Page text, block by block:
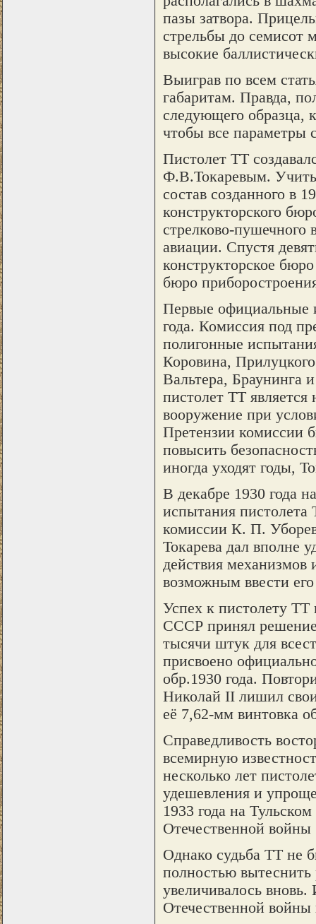
пазы затвора.
стрельбы до семисот
высокие
Выиграв по всем
габаритам. Правда,
следующего образца,
чтобы все параметры
Пистолет ТТ
Ф.В.Токаревым.
состав созданного в
конструкторского
стрелково-пушечного
авиации. Спустя
конструкторское
бюро
Первые официальные
года. Комиссия под
полигонные
Коровина,
Вальтера, Браунинга
пистолет ТТ
вооружение при
Претензии комиссии
повысить
иногда уходят годы,
В декабре 1930 года
испытания пистолета
комиссии К. П.
Токарева дал вполне
действия механизмов
возможным ввести
Успех к пистолету ТТ
СССР принял решение
тысячи штук для
присвоено
обр.1930 года.
Николай II лишил
её 7,62-мм винтовка
Справедливость
всемирную
несколько лет
удешевления и
1933 года на
Отечественной войны
Однако судьба ТТ не
полностью вытеснить
увеличивалось
Отечественной войны